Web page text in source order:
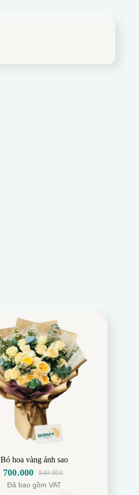
Bó hoa vàng ánh sao
849.000
Giá
gốc
700.000
Giá
hiện
Đã bao gồm VAT